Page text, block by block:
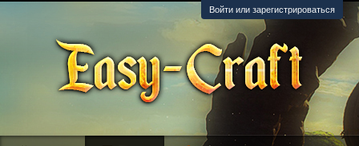
Войти или зарегистрироваться